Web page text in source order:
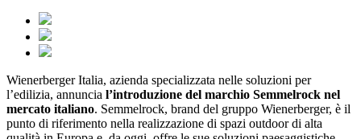
Wienerberger Italia, azienda specializzata nelle soluzioni per
l’edilizia, annuncia l’introduzione del marchio Semmelrock nel
mercato italiano. Semmelrock, brand del gruppo Wienerberger, è il
punto di riferimento nella realizzazione di spazi outdoor di alta